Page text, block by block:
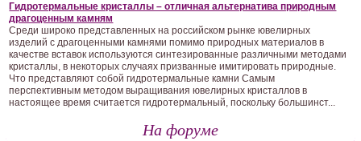
Гидротермальные кристаллы – отличная альтернатива природным
драгоценным камням
Среди широко представленных на российском рынке ювелирных
изделий с драгоценными камнями помимо природных материалов в
качестве вставок используются синтезированные различными методами
кристаллы, в некоторых случаях призванные имитировать природные.
Что представляют собой гидротермальные камни Самым
перспективным методом выращивания ювелирных кристаллов в
настоящее время считается гидротермальный, поскольку большинст...
На форуме